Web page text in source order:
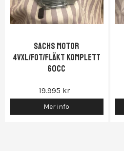
SACHS MOTOR
4VXL/FOT/fläkt KOMPLETT
60CC
19.995 kr
Mer info